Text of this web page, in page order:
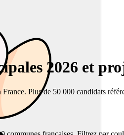
2026 et
Plus de 50 000 candidats